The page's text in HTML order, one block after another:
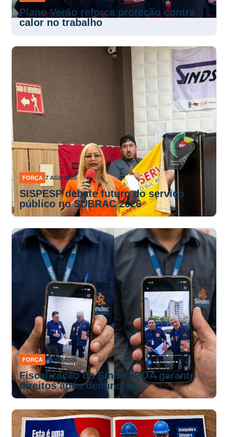
Plano Verão reforça proteção contra
calor no trabalho
FORÇA 7 AGO 2026
SISPESP debate futuro do serviço
público no SUBRAC 2026
FORÇA 7 AGO 2026
Fiscalização do Sindec-POA garante
direitos após denúncias